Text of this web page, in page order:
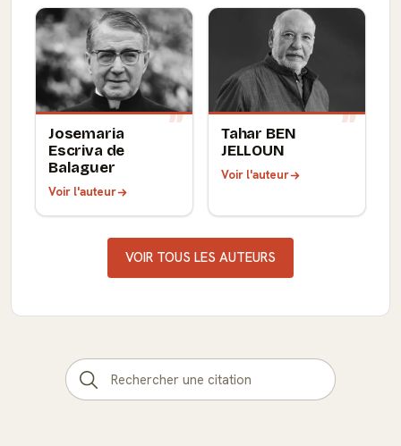
Josemaria
Escriva de
Balaguer
Voir l'auteur
Tahar BEN
JELLOUN
Voir l'auteur
VOIR TOUS LES AUTEURS